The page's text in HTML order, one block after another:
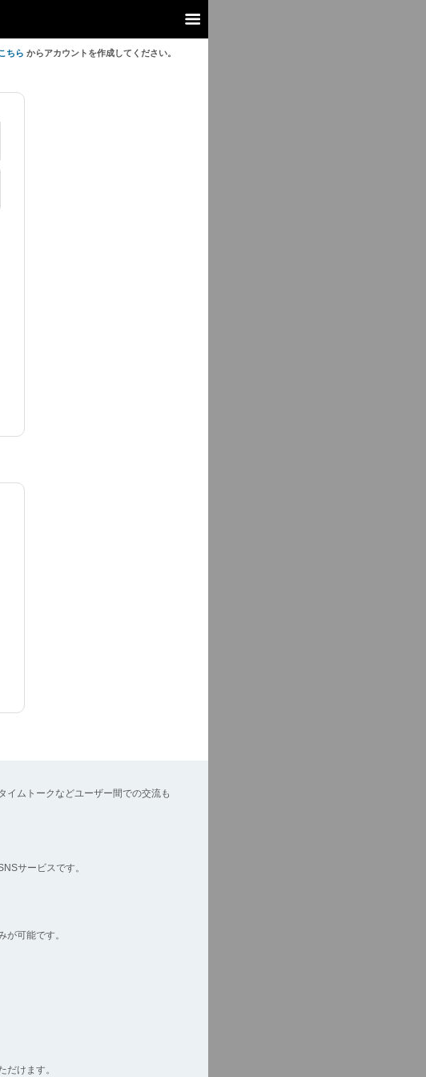
ちら からアカウントを作成してください。
イムトークなどユーザー間での交流も
サービスです。
可能です。
けます。